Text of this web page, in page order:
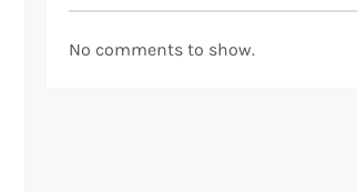
No comments to show.